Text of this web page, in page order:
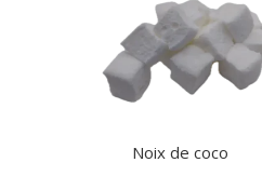
Noix de coco